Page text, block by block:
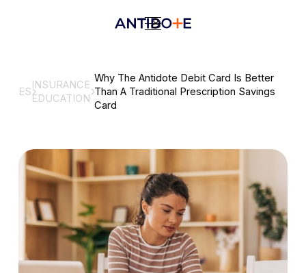
ES
INSURANCE
EDUCATION
Why The Antidote Debit Card Is Better
Than A Traditional Prescription Savings
Card